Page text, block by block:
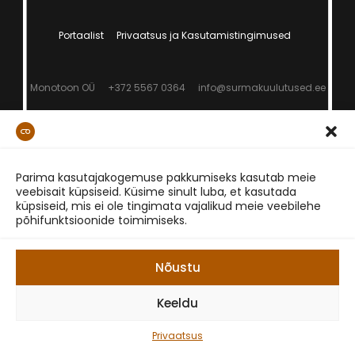
Parima kasutajakogemuse pakkumiseks kasutab meie
veebisait küpsiseid. Küsime sinult luba, et kasutada
küpsiseid, mis ei ole tingimata vajalikud meie veebilehe
põhifunktsioonide toimimiseks.
Nõustu
Keeldu
Privaatsus
Portaalist Privaatsus ja Kasutamistingimused
Monotoon OÜ +372 5567 0364 info@surmakuulutused.ee